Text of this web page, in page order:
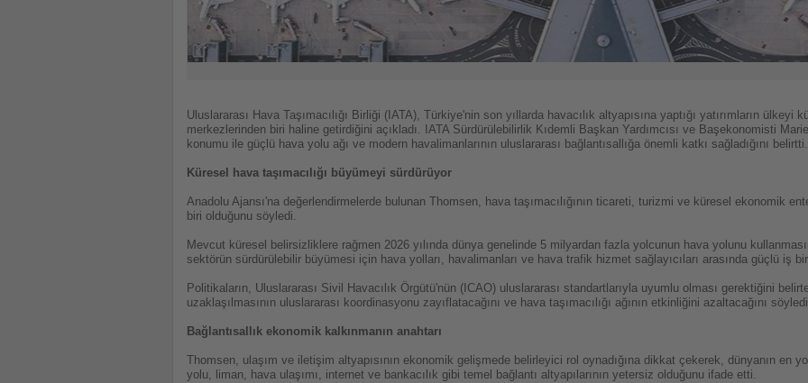
Uluslararası Hava Taşımacılığı Birliği (IATA), Türkiye'nin son yıllarda havacılık altyapısına yaptığı yatırımların ülkeyi
merkezlerinden biri haline getirdiğini açıkladı. IATA Sürdürülebilirlik Kıdemli Başkan Yardımcısı ve Başekonomisti
konumu ile güçlü hava yolu ağı ve modern havalimanlarının uluslararası bağlantısallığa önemli katkı sağladığını belirtti.
Küresel hava taşımacılığı büyümeyi sürdürüyor
Anadolu Ajansı'na değerlendirmelerde bulunan Thomsen, hava taşımacılığının ticareti, turizmi ve küresel ekonomik
biri olduğunu söyledi.
Mevcut küresel belirsizliklere rağmen 2026 yılında dünya genelinde 5 milyardan fazla yolcunun hava yolunu
sektörün sürdürülebilir büyümesi için hava yolları, havalimanları ve hava trafik hizmet sağlayıcıları arasında güçlü iş
Politikaların, Uluslararası Sivil Havacılık Örgütü'nün (ICAO) uluslararası standartlarıyla uyumlu olması gerektiğini
uzaklaşılmasının uluslararası koordinasyonu zayıflatacağını ve hava taşımacılığı ağının etkinliğini azaltacağını
Bağlantısallık ekonomik kalkınmanın anahtarı
Thomsen, ulaşım ve iletişim altyapısının ekonomik gelişmede belirleyici rol oynadığına dikkat çekerek, dünyanın en
yolu, liman, hava ulaşımı, internet ve bankacılık gibi temel bağlantı altyapılarının yetersiz olduğunu ifade etti.